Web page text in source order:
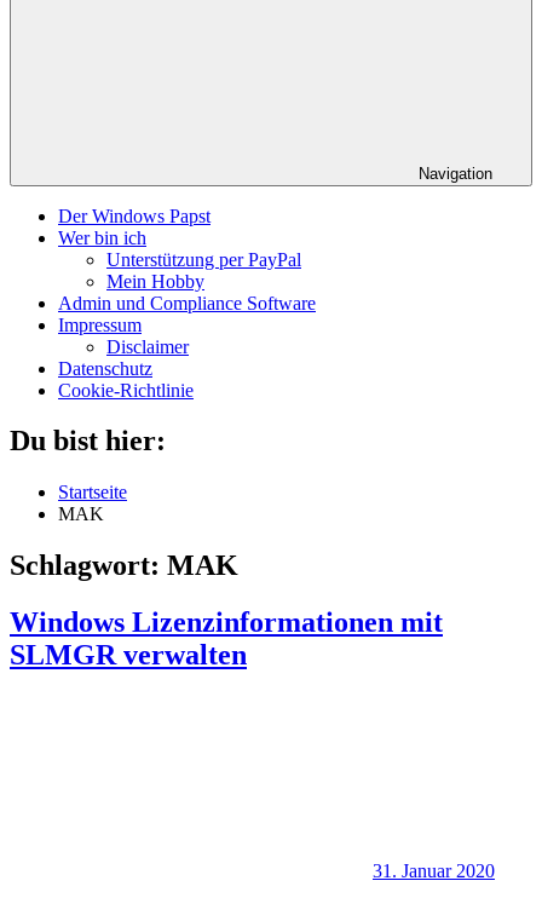
Navigation
Der Windows Papst
Wer bin ich
Unterstützung per PayPal
Mein Hobby
Admin und Compliance Software
Impressum
Disclaimer
Datenschutz
Cookie-Richtlinie
Du bist hier:
Startseite
MAK
Schlagwort: MAK
Windows Lizenzinformationen mit
SLMGR verwalten
31. Januar 2020